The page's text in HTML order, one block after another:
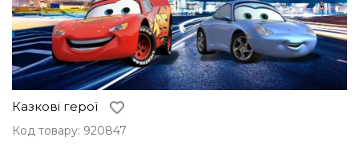
Казкові герої
Код товару: 920847